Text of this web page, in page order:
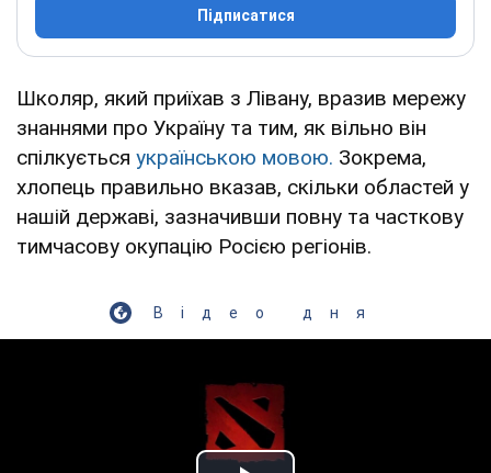
Підписатися
Школяр, який приїхав з Лівану, вразив мережу
знаннями про Україну та тим, як вільно він
спілкується українською мовою. Зокрема,
хлопець правильно вказав, скільки областей у
нашій державі, зазначивши повну та часткову
тимчасову окупацію Росією регіонів.
Відео дня